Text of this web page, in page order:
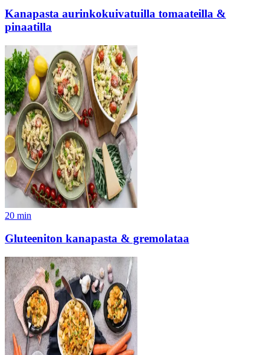
Kanapasta aurinkokuivatuilla tomaateilla &
pinaatilla
20 min
Gluteeniton kanapasta & gremolataa